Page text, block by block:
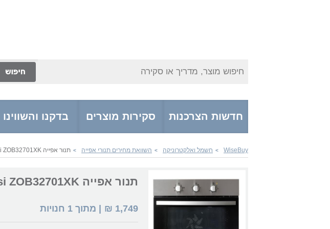
חיפוש מוצר, מדריך או סקירה
חדשות הצרכנות סקירות מוצרים בדקנו והשווינו
WiseBuy
> חשמל ואלקטרוניקה > השוואת מחירים תנורי אפייה > תנור אפייה Zanussi ZOB32701XK
תנור אפייה Zanussi ZOB32701XK
1,749
₪ | מתוך 1 חנויות